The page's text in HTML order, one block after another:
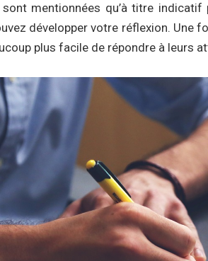
mentionnées qu’à titre
développer votre réflexion. Une
plus facile de répondre à leurs